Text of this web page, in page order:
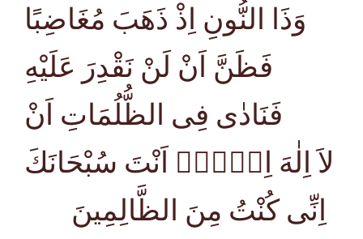
وَذَا النُّونِ اِذْ ذَهَبَ مُغَاضِبًا
فَظَنَّ اَنْ لَنْ نَقْدِرَ عَلَيْهِ
فَنَادٰى فِى الظُّلُمَاتِ اَنْ
لاَ اِلٰهَ اِلاَّۤ اَنْتَ سُبْحَانَكَ
اِنِّى كُنْتُ مِنَ الظَّالِمِينَ